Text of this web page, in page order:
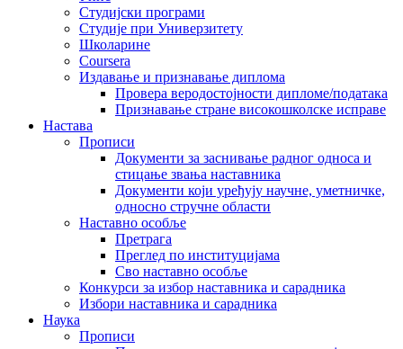
Студијски програми
Студије при Универзитету
Школарине
Coursera
Издавање и признавање диплома
Провера веродостојности дипломе/података
Признавање стране високошколске исправе
Настава
Прописи
Документи за заснивање радног односа и
стицање звања наставника
Документи који уређују научне, уметничке,
односно стручне области
Наставно особље
Претрага
Преглед по институцијама
Сво наставно особље
Конкурси за избор наставника и сарадника
Избори наставника и сарадника
Наука
Прописи